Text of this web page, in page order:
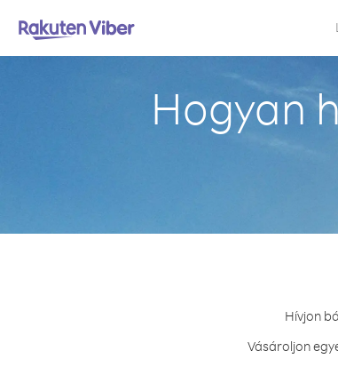
Hogyan
Hívjon
Vásároljon